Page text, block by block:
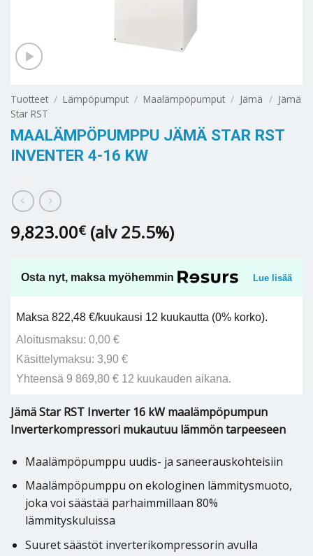
Tuotteet / Lämpöpumput / Maalämpöpumput / Jämä / Jämä
Star RST
MAALÄMPÖPUMPPU JÄMÄ STAR RST
INVENTER 4-16 KW
9,823.00€ (alv 25.5%)
Osta nyt, maksa myöhemmin Lue lisää
Maksa 822,48 €/kuukausi 12 kuukautta (0% korko).
Aloitusmaksu: 0,00 €
Käsittelymaksu: 3,90 €
Yhteensä 9 869,80 € 12 kuukauden aikana.
Jämä Star RST Inverter 16 kW maalämpöpumpun
Inverterkompressori mukautuu lämmön tarpeeseen
Maalämpöpumppu uudis- ja saneerauskohteisiin
Maalämpöpumppu on ekologinen lämmitysmuoto,
joka voi säästää parhaimmillaan 80%
lämmityskuluissa
Suuret säästöt inverterikompressorin avulla